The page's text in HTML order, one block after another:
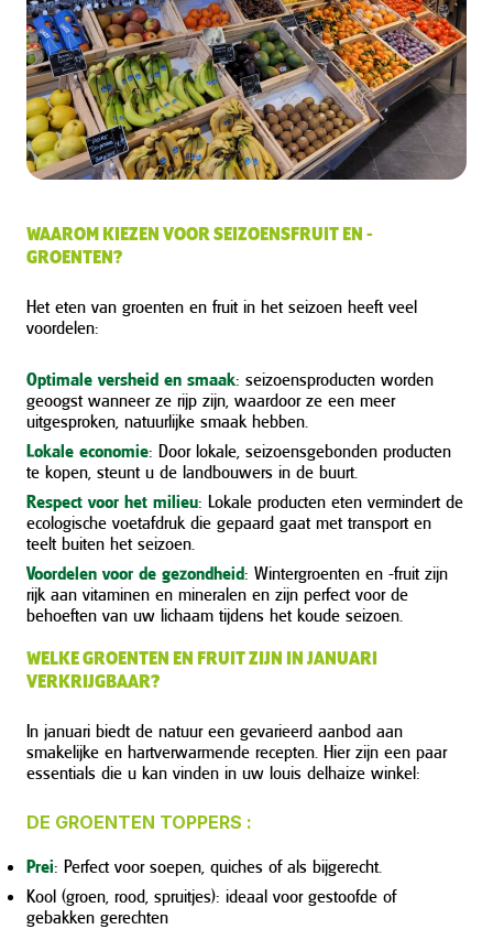
WAAROM KIEZEN VOOR SEIZOENSFRUIT EN -
GROENTEN?
Het eten van groenten en fruit in het seizoen heeft veel
voordelen:
Optimale versheid en smaak: seizoensproducten worden
geoogst wanneer ze rijp zijn, waardoor ze een meer
uitgesproken, natuurlijke smaak hebben.
Lokale economie: Door lokale, seizoensgebonden producten
te kopen, steunt u de landbouwers in de buurt.
Respect voor het milieu: Lokale producten eten vermindert de
ecologische voetafdruk die gepaard gaat met transport en
teelt buiten het seizoen.
Voordelen voor de gezondheid: Wintergroenten en -fruit zijn
rijk aan vitaminen en mineralen en zijn perfect voor de
behoeften van uw lichaam tijdens het koude seizoen.
WELKE GROENTEN EN FRUIT ZIJN IN JANUARI
VERKRIJGBAAR?
In januari biedt de natuur een gevarieerd aanbod aan
smakelijke en hartverwarmende recepten. Hier zijn een paar
essentials die u kan vinden in uw louis delhaize winkel:
DE GROENTEN TOPPERS :
Prei: Perfect voor soepen, quiches of als bijgerecht.
Kool (groen, rood, spruitjes): ideaal voor gestoofde of
gebakken gerechten